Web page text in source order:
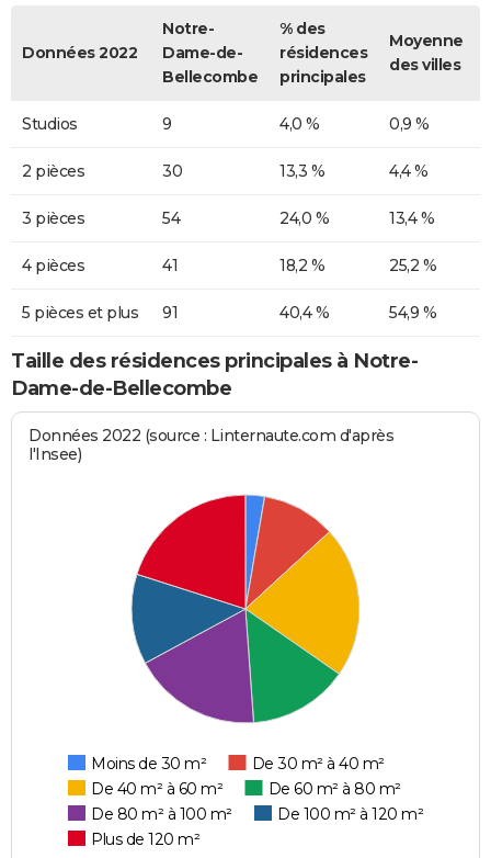
Données 2022
Notre-
Dame-de-
Bellecombe
% des
résidences
principales
Moyenne
des villes
Studios 9 4,0 % 0,9 %
2 pièces 30 13,3 % 4,4 %
3 pièces 54 24,0 % 13,4 %
4 pièces 41 18,2 % 25,2 %
5 pièces et plus 91 40,4 % 54,9 %
Taille des résidences principales à Notre-
Dame-de-Bellecombe
Données 2022 (source : Linternaute.com d'après
l'Insee)
Moins de 30 m²
De 30 m² à 40 m²
De 40 m² à 60 m²
De 60 m² à 80 m²
De 80 m² à 100 m²
De 100 m² à 120 m²
Plus de 120 m²